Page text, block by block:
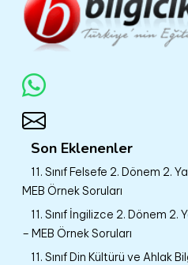
Son Eklenenler
11. Sınıf Felsefe 2. Dönem 2.
MEB Örnek Soruları
11. Sınıf İngilizce 2. Dönem 2.
– MEB Örnek Soruları
11. Sınıf Din Kültürü ve Ahlak